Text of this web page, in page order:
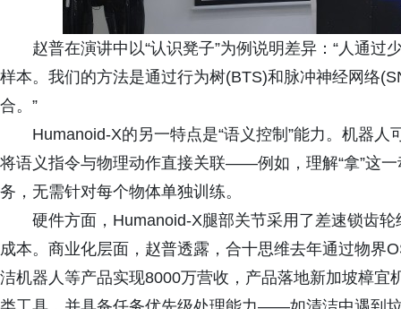
赵普在演讲中以“认识凳子”为例说明差异：“人通过
样本。我们的方法是通过行为树(BTS)和脉冲神经网络
合。”
Humanoid-X的另一特点是“语义控制”能力。机器人
将语义指令与物理动作直接关联——例如，理解“拿”这
务，无需针对每个物体单独训练。
硬件方面，Humanoid-X腿部关节采用了差速锁齿轮
成本。商业化层面，赵普透露，合十思维去年通过物界
洁机器人等产品实现8000万营收，产品落地新加坡樟